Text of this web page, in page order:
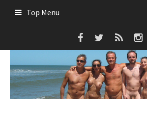
Top Menu